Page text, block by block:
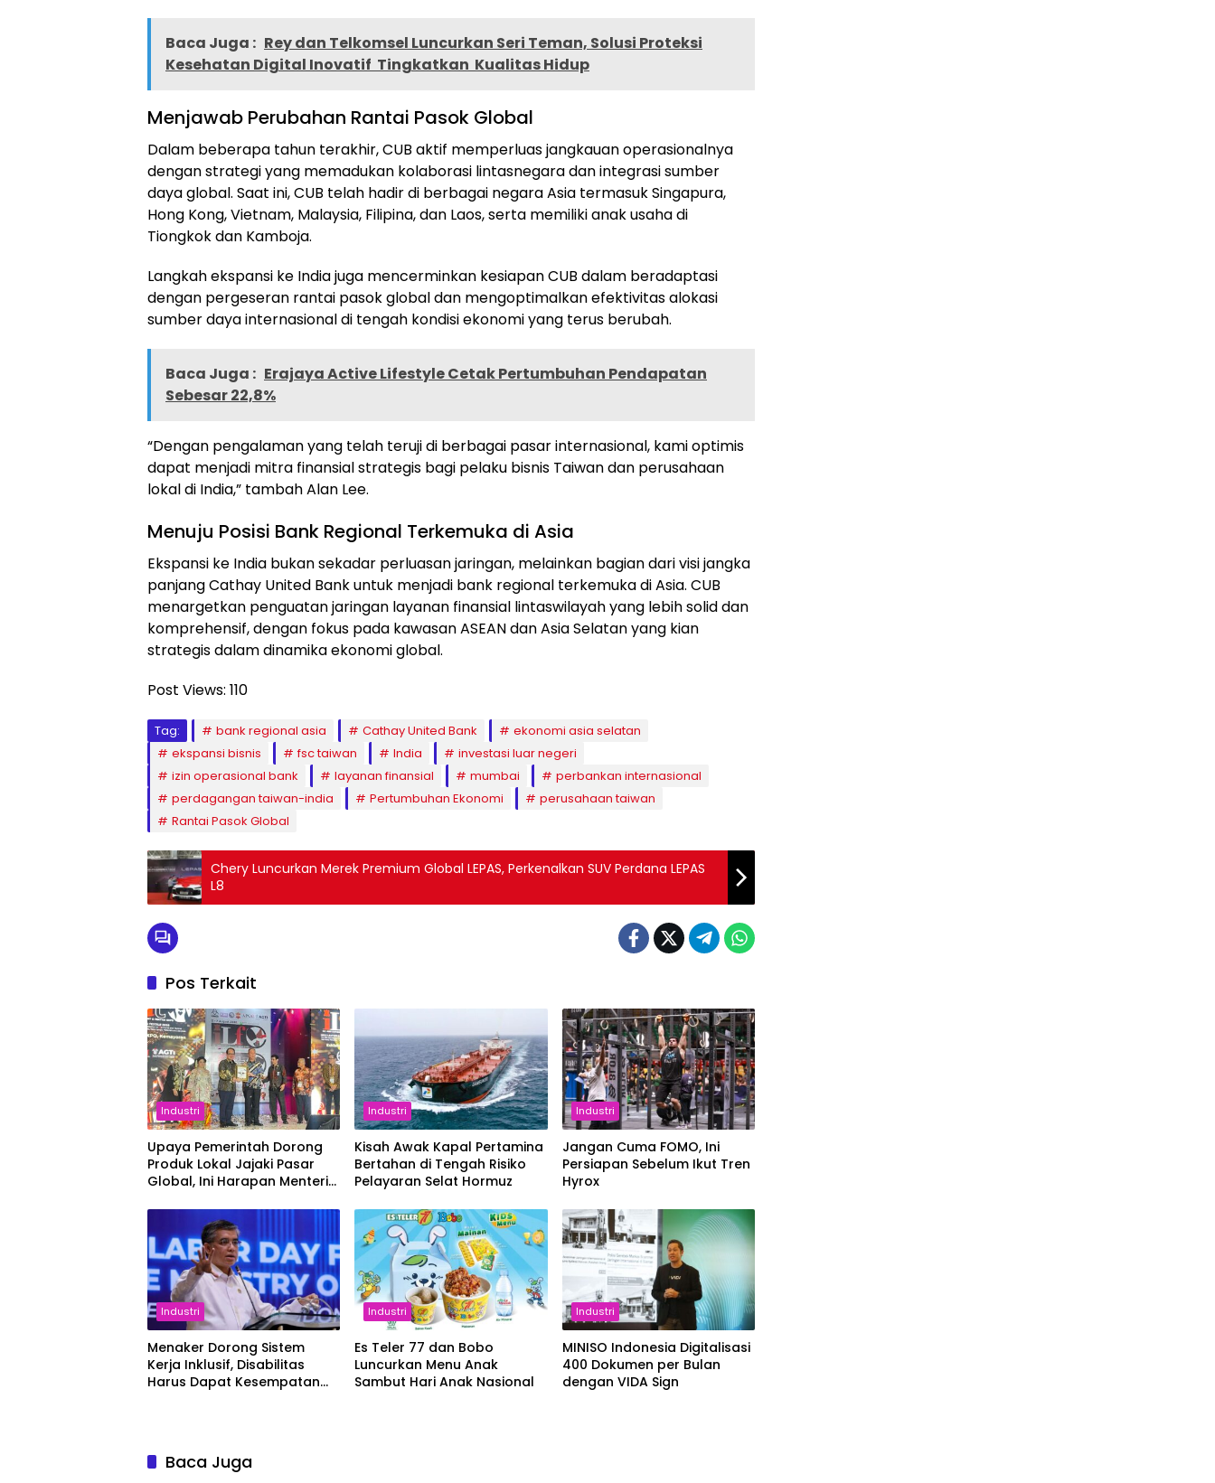
Baca Juga : Rey dan Telkomsel Luncurkan Seri Teman, Solusi Proteksi
Kesehatan Digital Inovatif Tingkatkan Kualitas Hidup
Menjawab Perubahan Rantai Pasok Global
Dalam beberapa tahun terakhir, CUB aktif memperluas jangkauan operasionalnya
dengan strategi yang memadukan kolaborasi lintasnegara dan integrasi sumber
daya global. Saat ini, CUB telah hadir di berbagai negara Asia termasuk Singapura,
Hong Kong, Vietnam, Malaysia, Filipina, dan Laos, serta memiliki anak usaha di
Tiongkok dan Kamboja.
Langkah ekspansi ke India juga mencerminkan kesiapan CUB dalam beradaptasi
dengan pergeseran rantai pasok global dan mengoptimalkan efektivitas alokasi
sumber daya internasional di tengah kondisi ekonomi yang terus berubah.
Baca Juga : Erajaya Active Lifestyle Cetak Pertumbuhan Pendapatan
Sebesar 22,8%
“Dengan pengalaman yang telah teruji di berbagai pasar internasional, kami optimis
dapat menjadi mitra finansial strategis bagi pelaku bisnis Taiwan dan perusahaan
lokal di India,” tambah Alan Lee.
Menuju Posisi Bank Regional Terkemuka di Asia
Ekspansi ke India bukan sekadar perluasan jaringan, melainkan bagian dari visi jangka
panjang Cathay United Bank untuk menjadi bank regional terkemuka di Asia. CUB
menargetkan penguatan jaringan layanan finansial lintaswilayah yang lebih solid dan
komprehensif, dengan fokus pada kawasan ASEAN dan Asia Selatan yang kian
strategis dalam dinamika ekonomi global.
Post Views: 110
Tag: bank regional asia Cathay United Bank
ekonomi asia selatan
ekspansi bisnis
fsc taiwan India
investasi luar negeri
izin operasional bank
layanan finansial mumbai
perbankan internasional
perdagangan taiwan-india
Pertumbuhan Ekonomi
perusahaan taiwan
Rantai Pasok Global
Chery Luncurkan Merek Premium Global LEPAS, Perkenalkan SUV Perdana LEPAS
L8
Pos Terkait
Industri
Upaya Pemerintah Dorong
Produk Lokal Jajaki Pasar
Global, Ini Harapan Menteri
dan IGT Expo 2026
Industri
Kisah Awak Kapal Pertamina
Bertahan di Tengah Risiko
Pelayaran Selat Hormuz
Industri
Jangan Cuma FOMO, Ini
Persiapan Sebelum Ikut Tren
Hyrox
Industri
Menaker Dorong Sistem
Kerja Inklusif, Disabilitas
Harus Dapat Kesempatan
Industri
Es Teler 77 dan Bobo
Luncurkan Menu Anak
Sambut Hari Anak Nasional
Industri
MINISO Indonesia Digitalisasi
400 Dokumen per Bulan
dengan VIDA Sign
Baca Juga